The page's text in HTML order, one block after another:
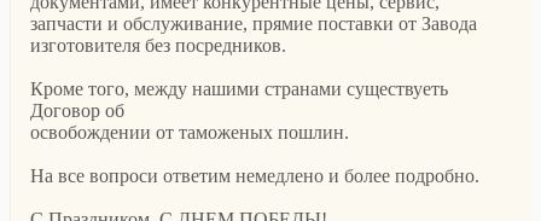
запчасти и обслуживание, прямие поставки от Завода
изготовителя без посредников.
Кроме того, между нашими странами существуеть
Договор об
освобождении от таможеных пошлин.
На все вопроси ответим немедлено и более подробно.